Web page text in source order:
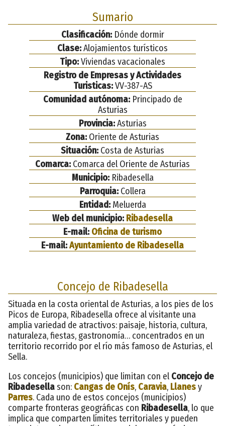
Sumario
Clasificación:Dónde dormir
Clase:Alojamientos turísticos
Tipo:Viviendas vacacionales
Registro de Empresas y Actividades
Turisticas:VV-387-AS
Comunidad autónoma:Principado de
Asturias
Provincia:Asturias
Zona: Oriente de Asturias
Situación: Costa de Asturias
Comarca: Comarca del Oriente de Asturias
Municipio:Ribadesella
Parroquia:Collera
Entidad:Meluerda
Web del municipio: Ribadesella
E-mail: Oficina de turismo
E-mail:Ayuntamiento de Ribadesella
Concejo de Ribadesella
Situada en la costa oriental de Asturias, a los pies de los
Picos de Europa, Ribadesella ofrece al visitante una
amplia variedad de atractivos: paisaje, historia, cultura,
naturaleza, fiestas, gastronomía… concentrados en un
territorio recorrido por el río más famoso de Asturias, el
Sella.
Los concejos (municipios) que limitan con el Concejo de
Ribadesellason: Cangas de Onís, Caravia, Llanesy
Parres. Cada uno de estos concejos (municipios)
comparte fronteras geográficas con Ribadesella, lo que
implica que comparten límites territoriales y pueden